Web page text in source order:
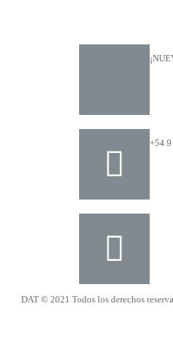
+54
DAT © 2021 Todos los derechos